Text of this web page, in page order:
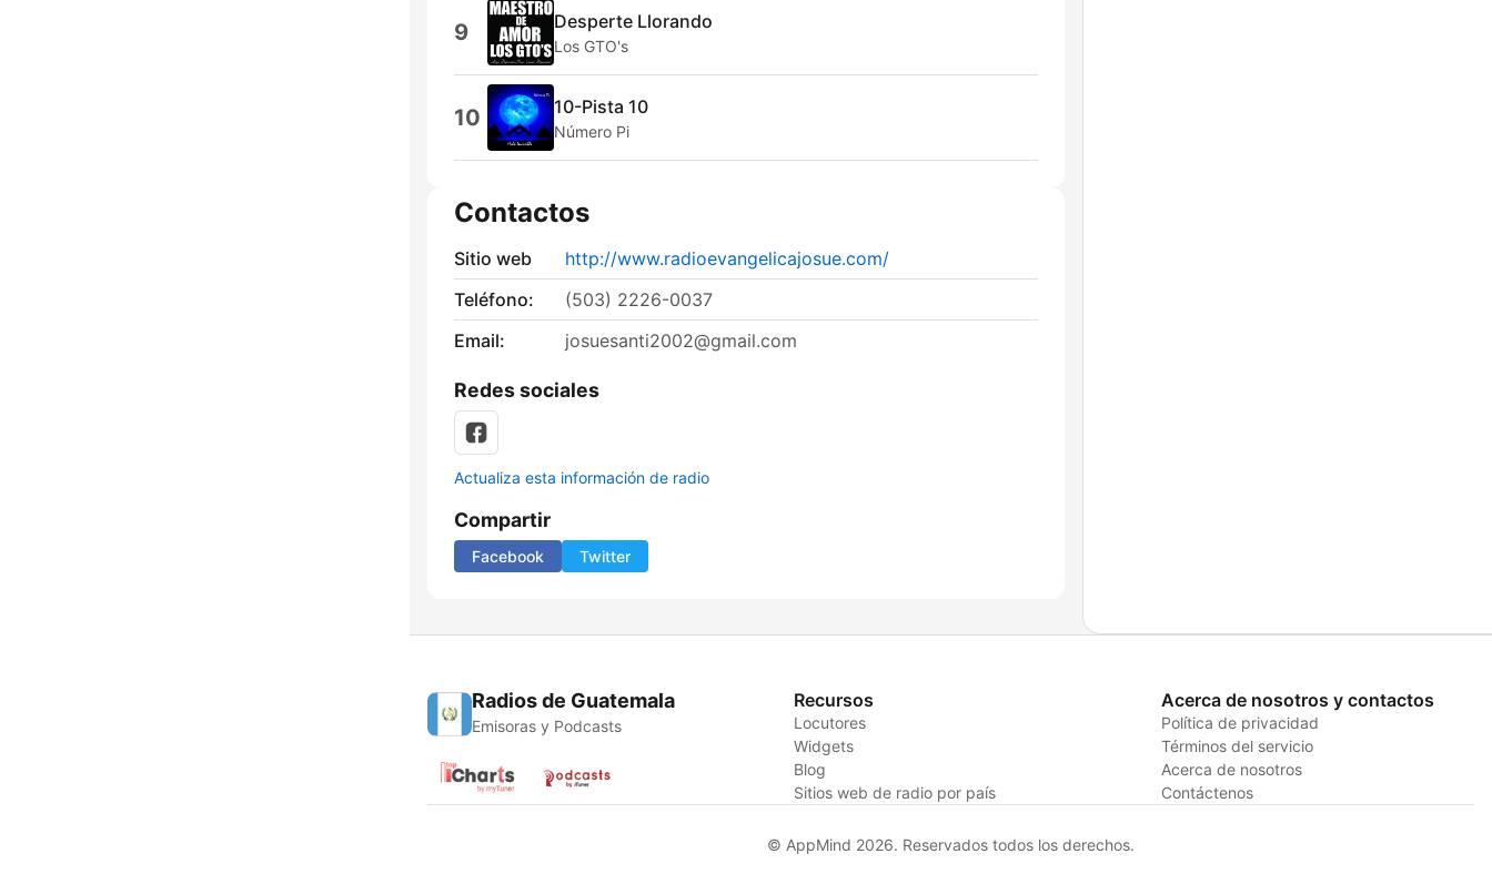
9 Desperte Llorando
Los GTO's
10 10-Pista 10
Número Pi
Contactos
Sitio web
http://www.radioevangelicajosue.com/
Teléfono:
(503) 2226-0037
Email:
josuesanti2002@gmail.com
Redes sociales
Actualiza esta información de radio
Compartir
Facebook Twitter
Radios de Guatemala
Emisoras y Podcasts
Recursos
Locutores
Widgets
Blog
Sitios web de radio por país
Acerca de nosotros y contactos
Política de privacidad
Términos del servicio
Acerca de nosotros
Contáctenos
© AppMind 2026. Reservados todos los derechos.